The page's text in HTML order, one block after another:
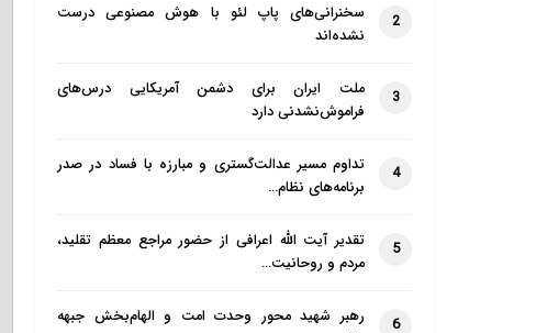
2
سخنرانی‌های پاپ لئو با هوش مصنوعی درست
نشده‌اند
3
ملت ایران برای دشمن آمریکایی درس‌های
فراموش‌نشدنی دارد
4
تداوم مسیر عدالت‌گستری و مبارزه با فساد در صدر
برنامه‌های نظام…
5
تقدیر آیت الله اعرافی از حضور مراجع معظم تقلید،
مردم و روحانیت…
6
رهبر شهید محور وحدت امت و الهام‌بخش جبهه